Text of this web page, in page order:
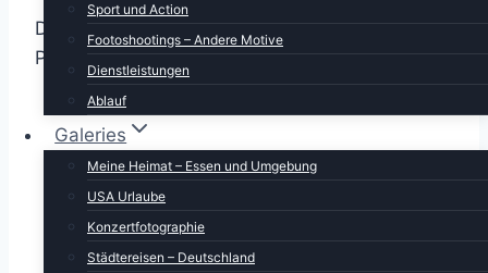
Sport und Action
Footoshootings – Andere Motive
Dienstleistungen
Ablauf
Galeries
Meine Heimat – Essen und Umgebung
USA Urlaube
Konzertfotographie
Städtereisen – Deutschland
Dann könnt Ihr ab sofort das Buch als
Paperback und als E-Book runterladen: